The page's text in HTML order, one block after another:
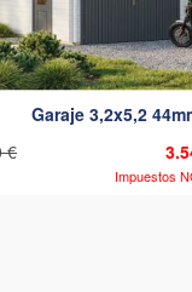
Garaje 3,2x5,2
€